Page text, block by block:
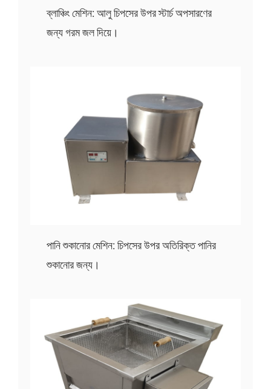
ব্লাঞ্চিং মেশিন: আলু চিপসের উপর স্টার্চ অপসারণের
জন্য গরম জল দিয়ে।
পানি শুকানোর মেশিন: চিপসের উপর অতিরিক্ত পানির
শুকানোর জন্য।